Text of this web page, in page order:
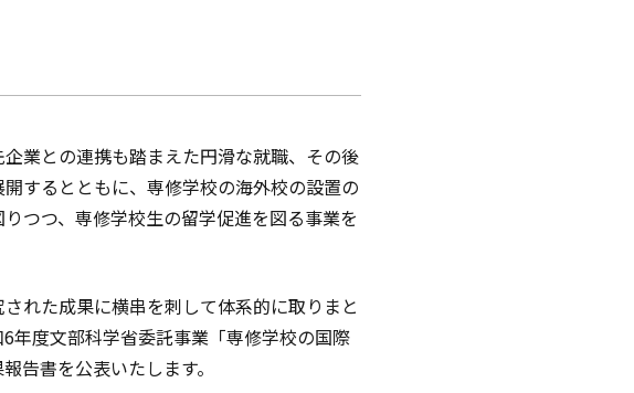
業との連携も踏まえた円滑な就職、その後
するとともに、専修学校の海外校の設置の
つつ、専修学校生の留学促進を図る事業を
れた成果に横串を刺して体系的に取りまと
年度文部科学省委託事業「専修学校の国際
告書を公表いたします。